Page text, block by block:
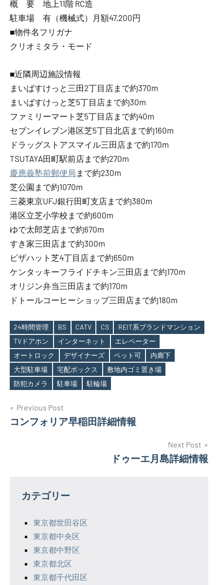
概 要 地上11階 RC造
駐車場 有（機械式）月額47,200円
■物件名フリガナ
クリオミタラ・モード
■近隣周辺施設情報
まいばすけっと三田2丁目店まで約370m
まいばすけっと芝5丁目店まで約30m
ファミリーマート芝5丁目店まで約40m
セブンイレブン港区芝5丁目北店まで約160m
ドラッグストアスマイル三田店まで約170m
TSUTAYA田町駅前店まで約270m
慶應義塾前郵便局 まで約230m
芝公園まで約1070m
三菱東京UFJ銀行田町支店まで約380m
港区立芝小学校まで約600m
ゆで太郎芝店まで約670m
すき家三田店まで約300m
ピザハット芝4丁目店まで約650m
ケンタッキーフライドチキン三田店まで約170m
オリジン弁当三田店まで約170m
ドトールコーヒーショップ三田店まで約180m
Tags
24時間管理 BS CATV CS
REIT系ブランドマンション
TVドアホン
インターネット
エレベーター
オートロック
デザイナーズ ペット可
内廊下
大型駐車場
宅配ボックス
敷地内ゴミ置き場
防犯カメラ
駐車場 駐輪場
投
稿
ー
Previous Post
コンフォリア早稲田詳細情報
Next Post
ドゥーエ月島詳細情報
カテゴリー
東京都世田谷区
東京都中央区
東京都中野区
東京都北区
東京都千代田区